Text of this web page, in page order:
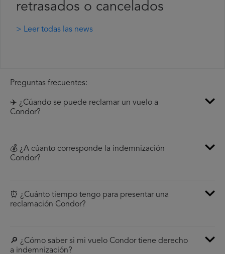
retrasados o cancelados
> Leer todas las news
Preguntas frecuentes:
✈️ ¿Cúando se puede reclamar un vuelo a
Condor?
💰 ¿A cúanto corresponde la indemnización
Condor?
⏰ ¿Cuánto tiempo tengo para presentar una
reclamación Condor?
🔎 ¿Cómo saber si mi vuelo Condor tiene derecho
a indemnización?